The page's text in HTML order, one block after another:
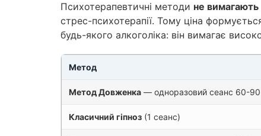
Психотерапевтичні методи не
стрес-психотерапії. Тому ціна
будь-якого алкоголіка: він вимагає
Метод
Метод Довженка — одноразовий сеанс 60-90
Класичний гіпноз (1 сеанс)